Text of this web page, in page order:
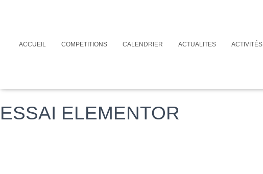
ACCUEIL COMPETITIONS CALENDRIER ACTUALITES ACTIVITÉS
ESSAI ELEMENTOR